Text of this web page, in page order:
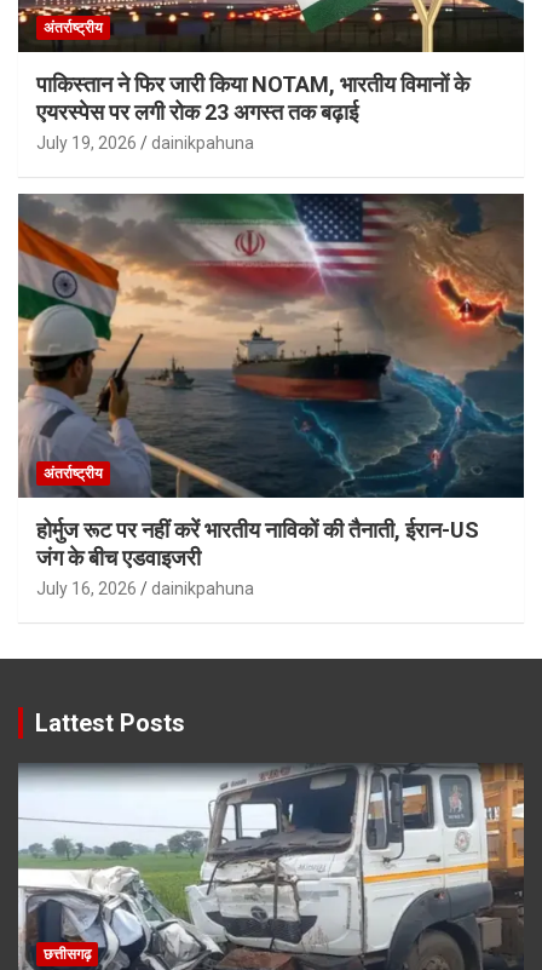
अंतर्राष्ट्रीय
पाकिस्तान ने फिर जारी किया NOTAM, भारतीय विमानों के
एयरस्पेस पर लगी रोक 23 अगस्त तक बढ़ाई
July 19, 2026 dainikpahuna
अंतर्राष्ट्रीय
होर्मुज रूट पर नहीं करें भारतीय नाविकों की तैनाती, ईरान-US
जंग के बीच एडवाइजरी
July 16, 2026 dainikpahuna
Lattest Posts
छत्तीसगढ़